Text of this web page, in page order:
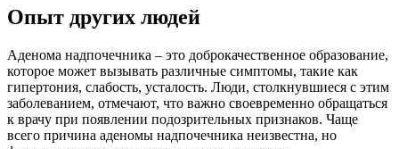
Опыт других людей
Аденома надпочечника – это доброкачественное образование,
которое может вызывать различные симптомы, такие как
гипертония, слабость, усталость. Люди, столкнувшиеся с этим
заболеванием, отмечают, что важно своевременно обращаться
к врачу при появлении подозрительных признаков. Чаще
всего причина аденомы надпочечника неизвестна, но